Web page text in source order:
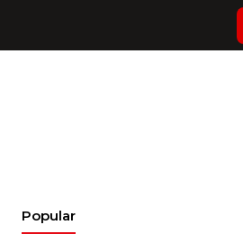
Popular